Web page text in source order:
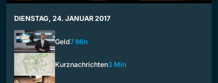
DIENSTAG, 24. JANUAR 2017
Geld7 Min
Kurznachrichten3 Min